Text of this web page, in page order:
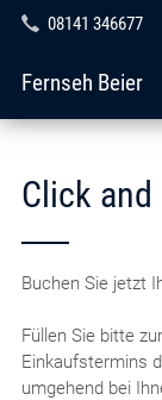
08141 346677
Fernseh Beier
Click and
Buchen Sie jetzt
Füllen Sie bitte
Einkaufstermins
umgehend bei